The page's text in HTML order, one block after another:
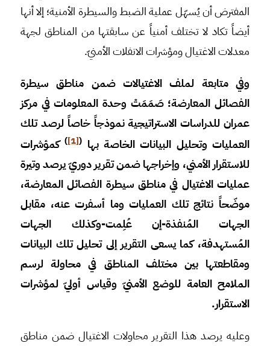
المفترض أن يُسهّل عملية الضبط والسيطرة الأمنية؛ إلا أنها
أيضاً تكاد لا تختلف أمنياً عن سابقتها من المناطق لجهة
معدلات الاغتيال ومؤشرات الانفلات الأمنيّ.
وفي متابعة لملف الاغتيالات ضمن مناطق سيطرة
الفصائل المعارضة؛ صَمَمَتْ وحدة المعلومات في مركز
عمران للدراسات الاستراتيجية نموذجاً خاصاً لرصد تلك
العمليات وتحليل البيانات الخاصة بها (
[1]
)كمؤشرات
للاستقرار الأمني، وإخراجها ضمن تقرير دوريّ يرصد وتيرة
عمليات الاغتيال في مناطق سيطرة الفصائل المعارضة،
موضّحاً نتائج تلك العمليات وما أسفرت عنه، مقابل
الجهات المُنفذة-إن عُلِمت-وكذلك الجهات
المُستهدفة، كما يسعى التقرير إلى تحليل تلك البيانات
ومقاطعتها بين مختلف المناطق في محاولة لرسم
الملامح العامة للوضع الأمنيّ وقياس أوليّ لمؤشرات
الاستقرار.
وعليه يرصد هذا التقرير محاولات الاغتيال ضمن مناطق